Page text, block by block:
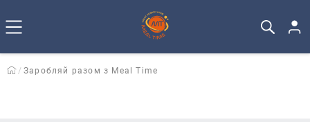
Заробляй разом з Meal Time